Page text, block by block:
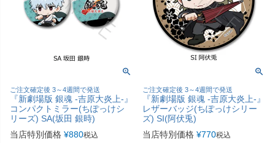
ご注文確定後 3～4週間で発送
『新劇場版 銀魂 -吉原大炎上-』
コンパクトミラー(ちぽっけシ
リーズ) SA(坂田 銀時)
当店特別価格 ¥880税込
ご注文確定後 3～4週間で発送
『新劇場版 銀魂 -吉原大炎上-』
レザーバッジ(ちぽっけシリー
ズ) SI(阿伏兎)
当店特別価格 ¥770税込